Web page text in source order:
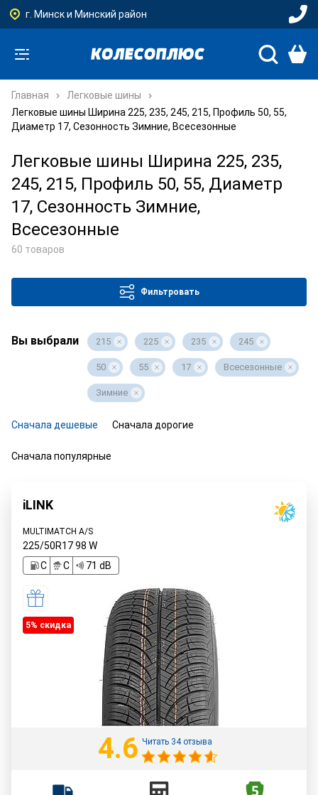
г. Минск и Минский район
Главная
Легковые шины
Легковые шины Ширина 225, 235, 245, 215, Профиль 50, 55,
Диаметр 17, Сезонность Зимние, Всесезонные
Легковые шины Ширина 225, 235,
245, 215, Профиль 50, 55, Диаметр
17, Сезонность Зимние,
Всесезонные
60 товаров
Фильтровать
Вы выбрали 215 225 235 245
50 55 17 Всесезонные
Зимние
Сначала дешевые Сначала дорогие
Сначала популярные
iLINK
MULTIMATCH A/S
225/50R1798 W
C
C 71 dB
5% cкидка
4.6 Читать 34 отзыва